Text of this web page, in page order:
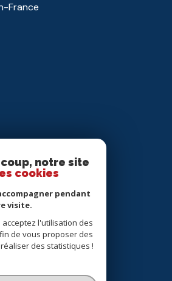
France
notre site
cookies
pendant
visite.
l'utilisation des
de vous proposer des
des statistiques !